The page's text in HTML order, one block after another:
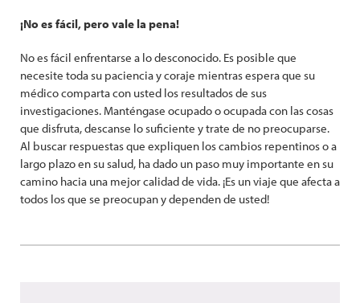
¡No es fácil, pero vale la pena!
No es fácil enfrentarse a lo desconocido. Es posible que
necesite toda su paciencia y coraje mientras espera que su
médico comparta con usted los resultados de sus
investigaciones. Manténgase ocupado o ocupada con las cosas
que disfruta, descanse lo suficiente y trate de no preocuparse.
Al buscar respuestas que expliquen los cambios repentinos o a
largo plazo en su salud, ha dado un paso muy importante en su
camino hacia una mejor calidad de vida. ¡Es un viaje que afecta a
todos los que se preocupan y dependen de usted!